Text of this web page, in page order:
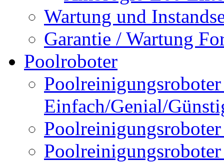
Wartung und
Garantie / Wartung
Poolroboter
Einfach/Genial/